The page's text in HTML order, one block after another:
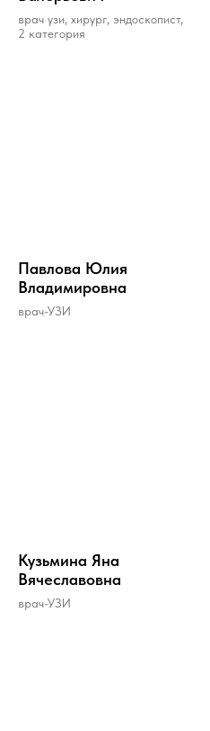
врач узи, хирург, эндоскопист,
2 категория
Павлова Юлия
Владимировна
врач-УЗИ
Кузьмина Яна
Вячеславовна
врач-УЗИ